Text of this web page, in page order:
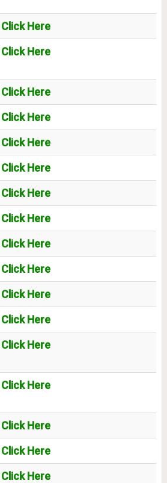
Click Here
Click Here
Click Here
Click Here
Click Here
Click Here
Click Here
Click Here
Click Here
Click Here
Click Here
Click Here
Click Here
Click Here
Click Here
Click Here
Click Here